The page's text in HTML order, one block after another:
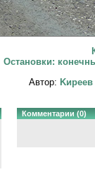
Остановки:
Автор:
Комментарии (0)